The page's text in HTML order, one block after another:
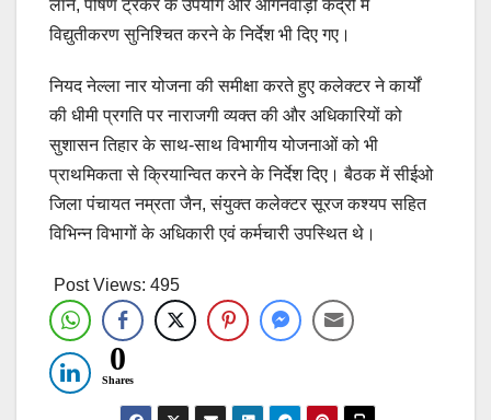
लाने, पोषण ट्रैकर के उपयोग और आंगनवाड़ी केंद्रों में
विद्युतीकरण सुनिश्चित करने के निर्देश भी दिए गए।
नियद नेल्ला नार योजना की समीक्षा करते हुए कलेक्टर ने कार्यों
की धीमी प्रगति पर नाराजगी व्यक्त की और अधिकारियों को
सुशासन तिहार के साथ-साथ विभागीय योजनाओं को भी
प्राथमिकता से क्रियान्वित करने के निर्देश दिए। बैठक में सीईओ
जिला पंचायत नम्रता जैन, संयुक्त कलेक्टर सूरज कश्यप सहित
विभिन्न विभागों के अधिकारी एवं कर्मचारी उपस्थित थे।
Post Views: 495
0
Shares